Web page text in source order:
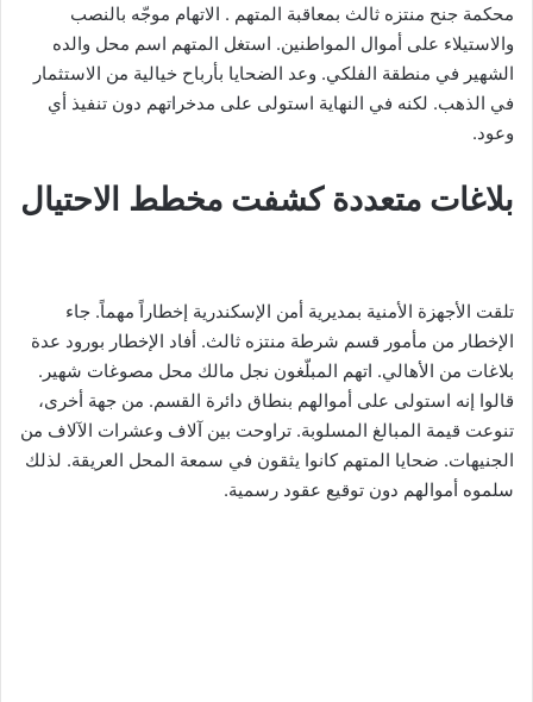
محكمة جنح منتزه ثالث بمعاقبة المتهم . الاتهام موجّه بالنصب
والاستيلاء على أموال المواطنين. استغل المتهم اسم محل والده
الشهير في منطقة الفلكي. وعد الضحايا بأرباح خيالية من الاستثمار
في الذهب. لكنه في النهاية استولى على مدخراتهم دون تنفيذ أي
وعود.
بلاغات متعددة كشفت مخطط الاحتيال
تلقت الأجهزة الأمنية بمديرية أمن الإسكندرية إخطاراً مهماً. جاء
الإخطار من مأمور قسم شرطة منتزه ثالث. أفاد الإخطار بورود عدة
بلاغات من الأهالي. اتهم المبلّغون نجل مالك محل مصوغات شهير.
قالوا إنه استولى على أموالهم بنطاق دائرة القسم. من جهة أخرى،
تنوعت قيمة المبالغ المسلوبة. تراوحت بين آلاف وعشرات الآلاف من
الجنيهات. ضحايا المتهم كانوا يثقون في سمعة المحل العريقة. لذلك
سلموه أموالهم دون توقيع عقود رسمية.